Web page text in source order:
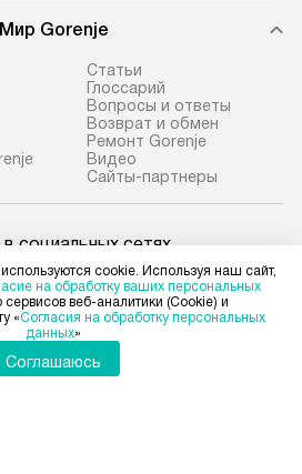
Мир Gorenje
Cтатьи
Глоссарий
Вопросы и ответы
Возврат и обмен
Ремонт Gorenje
Видео
Сайты-партнеры
социальных сетях
физических лиц
ru.ru
юридических лиц
cookie. Используя наш сайт,
на обработку ваших персональных
веб-аналитики (Cookie) и
«Согласия на обработку персональных
данных»
Соглашаюсь